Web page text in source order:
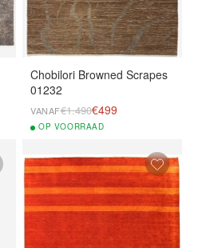
Chobilori Browned Scrapes
01232
VANAF€1.490€499
OP VOORRAAD